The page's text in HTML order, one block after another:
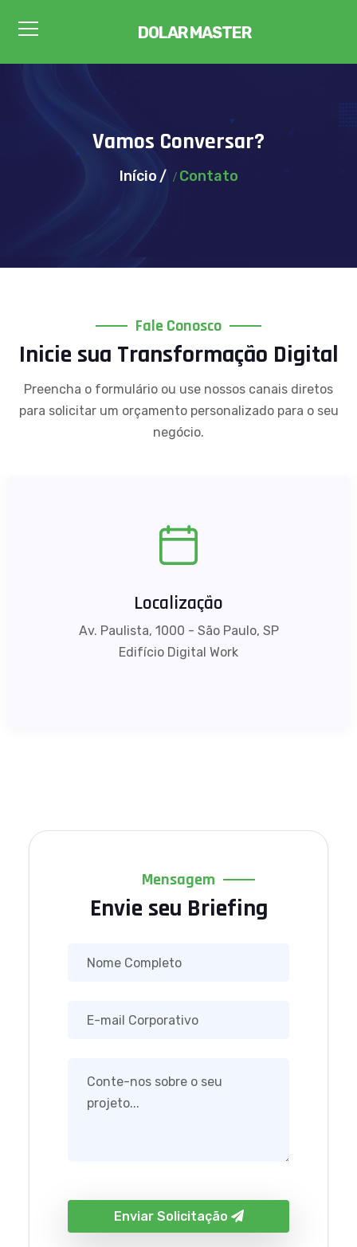
DOLAR MASTER
Vamos Conversar?
Início Contato
Fale Conosco
Inicie sua Transformação Digital
Preencha o formulário ou use nossos canais diretos
para solicitar um orçamento personalizado para o seu
negócio.
Localização
Av. Paulista, 1000 - São Paulo, SP
Edifício Digital Work
Mensagem
Envie seu Briefing
Enviar Solicitação